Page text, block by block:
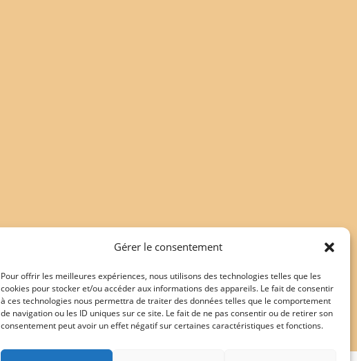
Gérer le consentement
Pour offrir les meilleures expériences, nous utilisons des technologies telles que les
cookies pour stocker et/ou accéder aux informations des appareils. Le fait de consentir
à ces technologies nous permettra de traiter des données telles que le comportement
de navigation ou les ID uniques sur ce site. Le fait de ne pas consentir ou de retirer son
consentement peut avoir un effet négatif sur certaines caractéristiques et fonctions.